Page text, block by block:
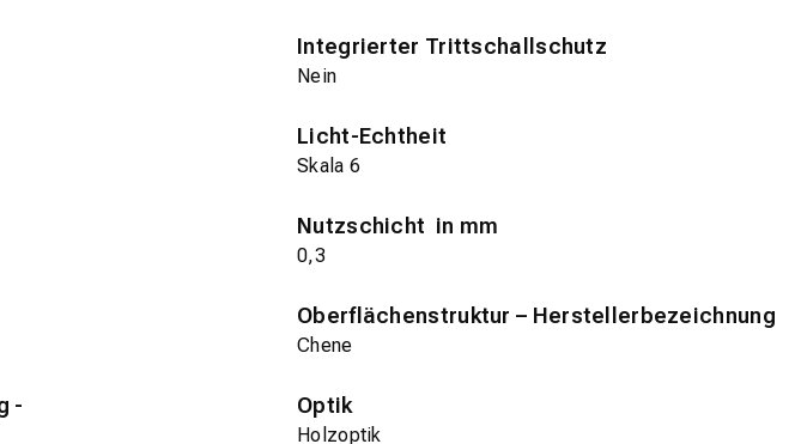
Integrierter Trittschallschutz
Nein
Licht-Echtheit
Skala 6
Nutzschicht in mm
0,3
Oberflächenstruktur – Herstellerbezeichnung
Chene
-
Optik
Holzoptik